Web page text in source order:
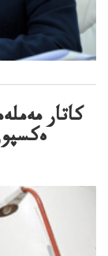
كاتار